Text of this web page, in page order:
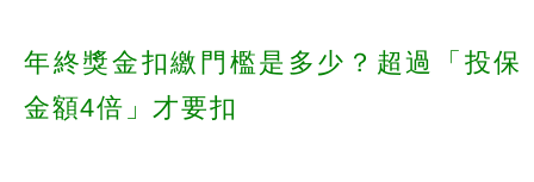
年終獎金扣繳門檻是多少？超過「投保
金額4倍」才要扣